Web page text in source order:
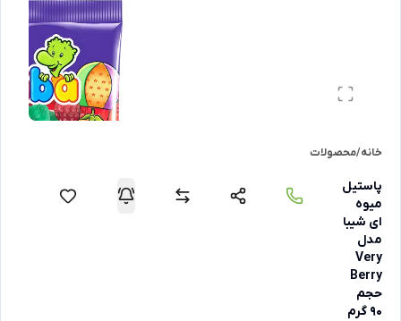
خانه/محصولات
پاستیل
میوه
ای شیبا
مدل
Very
Berry
حجم
90 گرم